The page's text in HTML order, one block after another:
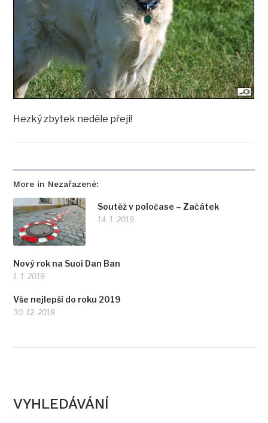
More in Nezařazené:
Soutěž v poločase – Začátek
14. 1. 2019
Nový rok na Suoi Dan Ban
1. 1. 2019
Vše nejlepší do roku 2019
30. 12. 2018
Hezký zbytek neděle přeji!
VYHLEDÁVÁNÍ